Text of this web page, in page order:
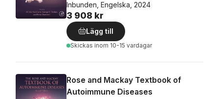
Inbunden, Engelska, 2024
3 908 kr
Lägg till
Skickas inom 10-15 vardagar
Rose and Mackay Textbook of
Autoimmune Diseases